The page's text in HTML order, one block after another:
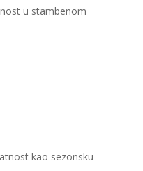
u stambenom
kao sezonsku